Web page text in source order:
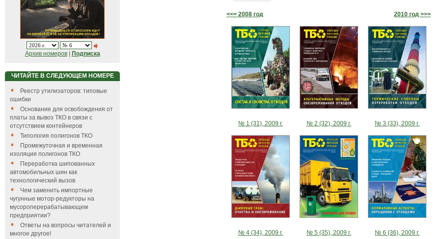
Архив номеров| Подписка
ЧИТАЙТЕ В СЛЕДУЮЩЕМ НОМЕРЕ
Реестр утилизаторов: типовые
ошибки
Основание для освобождения от
платы за вывоз ТКО в связи с
отсутствием контейнеров
Типология полигонов ТКО
Промежуточная и временная
изоляция полигонов ТКО
Переработка шипованных
автомобильных шин как
технологический вызов
Чем заменить импортные
чугунные мотор-редукторы на
мусороперерабатывающем
предприятии?
Ответы на вопросы читателей и
многое другое!
<<< 2008 год 2010 год >>>
№ 1 (31), 2009 г. № 2 (32), 2009 г. № 3 (33), 2009 г.
№ 4 (34), 2009 г. № 5 (35), 2009 г. № 6 (36), 2009 г.